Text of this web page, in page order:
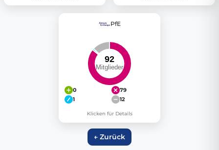
PfE
0
79
1
12
Klicken für Details
← Zurück